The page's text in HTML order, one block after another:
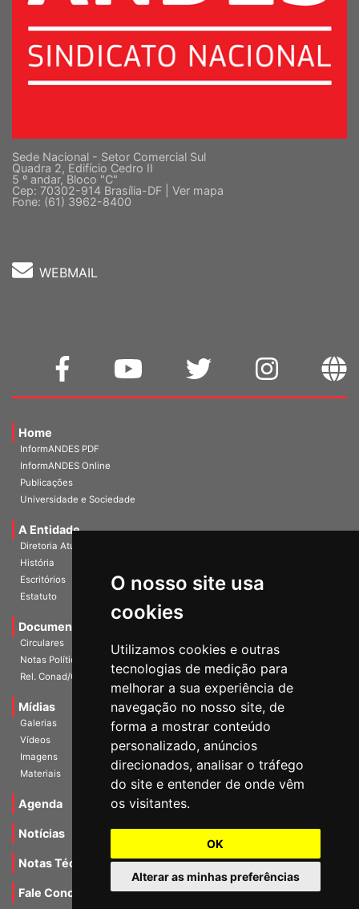
O nosso site usa
cookies
Utilizamos cookies e outras
tecnologias de medição para
melhorar a sua experiência de
navegação no nosso site, de
forma a mostrar conteúdo
personalizado, anúncios
direcionados, analisar o tráfego
do site e entender de onde vêm
os visitantes.
OK
Alterar as minhas preferências
Sede Nacional - Setor Comercial Sul
Quadra 2, Edifício Cedro II
5 º andar, Bloco "C"
Cep: 70302-914 Brasília-DF | Ver mapa
Fone: (61) 3962-8400
WEBMAIL
Home
InformANDES PDF
InformANDES Online
Publicações
Universidade e Sociedade
A Entidade
Diretoria Atual
História
Escritórios
Estatuto
Documentos
Circulares
Notas Políticas
Rel. Conad/Congresso
Mídias
Galerias
Vídeos
Imagens
Materiais
Agenda
Notícias
Notas Técnicas
Fale Conocsco